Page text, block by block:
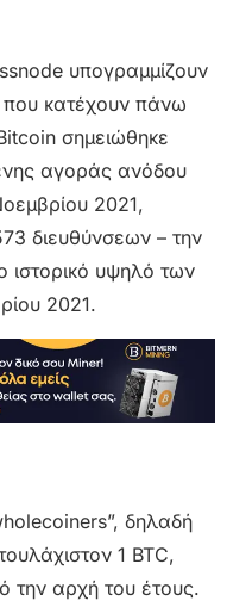
υπογραμμίζουν
που κατέχουν πάνω
σημειώθηκε
αγοράς ανόδου
2021,
διευθύνσεων – την
ιστορικό υψηλό των
2021.
δηλαδή
1 BTC,
την αρχή του έτους.